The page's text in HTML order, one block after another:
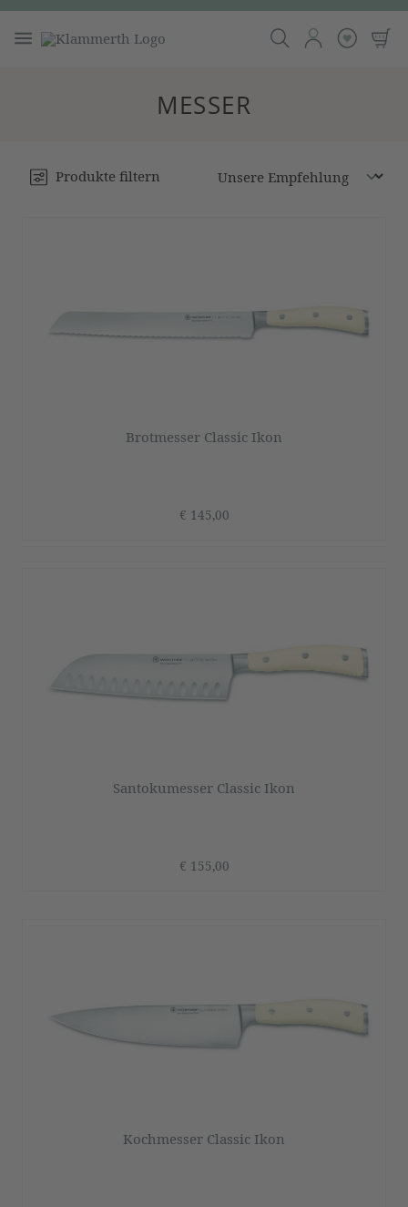
MESSER
Produkte filtern
Brotmesser Classic Ikon
€ 145,00
Santokumesser Classic Ikon
€ 155,00
Kochmesser Classic Ikon